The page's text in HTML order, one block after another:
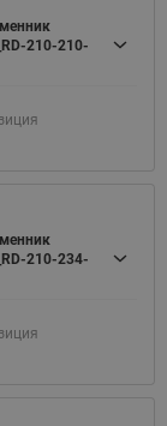
210-210-
210-234-